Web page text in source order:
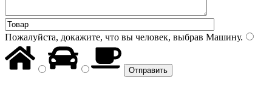
Пожалуйста, докажите, что вы человек, выбрав Машину.